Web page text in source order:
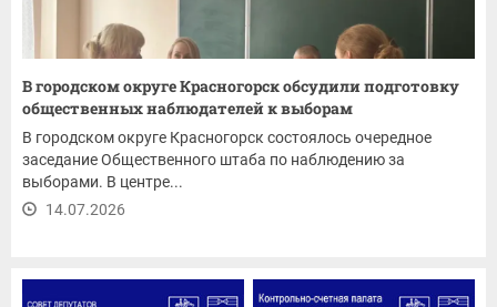
В городском округе Красногорск обсудили подготовку
общественных наблюдателей к выборам
В городском округе Красногорск состоялось очередное
заседание Общественного штаба по наблюдению за
выборами. В центре...
14.07.2026